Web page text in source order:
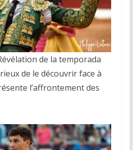
de la temporada
de le découvrir face à
l’affrontement des